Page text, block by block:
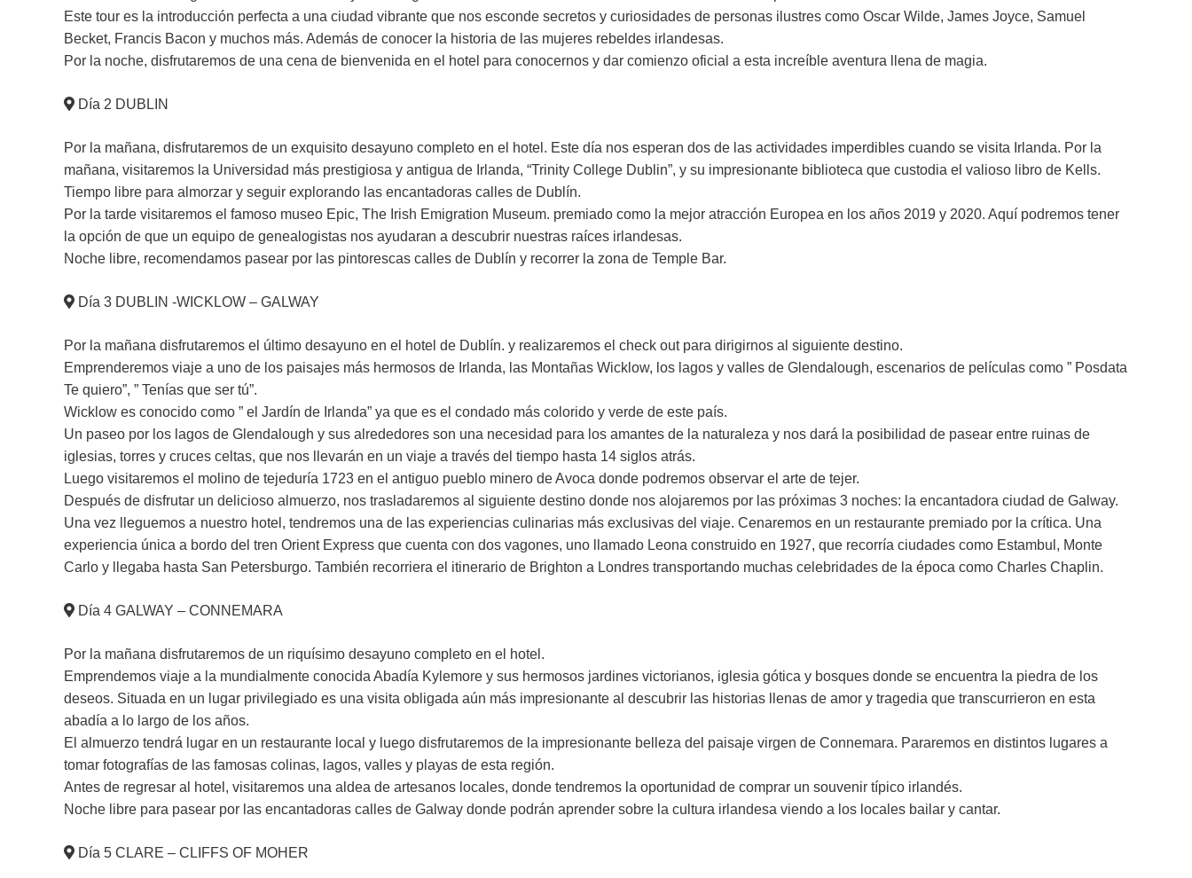
Este tour es la introducción perfecta a una ciudad vibrante que nos esconde secretos y curiosidades de personas ilustres como Oscar Wilde, James Joyce, Samuel
Becket, Francis Bacon y muchos más. Además de conocer la historia de las mujeres rebeldes irlandesas.
Por la noche, disfrutaremos de una cena de bienvenida en el hotel para conocernos y dar comienzo oficial a esta increíble aventura llena de magia.
Día 2 DUBLIN
Por la mañana, disfrutaremos de un exquisito desayuno completo en el hotel. Este día nos esperan dos de las actividades imperdibles cuando se visita Irlanda. Por la
mañana, visitaremos la Universidad más prestigiosa y antigua de Irlanda, “Trinity College Dublin”, y su impresionante biblioteca que custodia el valioso libro de Kells.
Tiempo libre para almorzar y seguir explorando las encantadoras calles de Dublín.
Por la tarde visitaremos el famoso museo Epic, The Irish Emigration Museum. premiado como la mejor atracción Europea en los años 2019 y 2020. Aquí podremos tener
la opción de que un equipo de genealogistas nos ayudaran a descubrir nuestras raíces irlandesas.
Noche libre, recomendamos pasear por las pintorescas calles de Dublín y recorrer la zona de Temple Bar.
Día 3 DUBLIN -WICKLOW – GALWAY
Por la mañana disfrutaremos el último desayuno en el hotel de Dublín. y realizaremos el check out para dirigirnos al siguiente destino.
Emprenderemos viaje a uno de los paisajes más hermosos de Irlanda, las Montañas Wicklow, los lagos y valles de Glendalough, escenarios de películas como ” Posdata
Te quiero”, ” Tenías que ser tú”.
Wicklow es conocido como ” el Jardín de Irlanda” ya que es el condado más colorido y verde de este país.
Un paseo por los lagos de Glendalough y sus alrededores son una necesidad para los amantes de la naturaleza y nos dará la posibilidad de pasear entre ruinas de
iglesias, torres y cruces celtas, que nos llevarán en un viaje a través del tiempo hasta 14 siglos atrás.
Luego visitaremos el molino de tejeduría 1723 en el antiguo pueblo minero de Avoca donde podremos observar el arte de tejer.
Después de disfrutar un delicioso almuerzo, nos trasladaremos al siguiente destino donde nos alojaremos por las próximas 3 noches: la encantadora ciudad de Galway.
Una vez lleguemos a nuestro hotel, tendremos una de las experiencias culinarias más exclusivas del viaje. Cenaremos en un restaurante premiado por la crítica. Una
experiencia única a bordo del tren Orient Express que cuenta con dos vagones, uno llamado Leona construido en 1927, que recorría ciudades como Estambul, Monte
Carlo y llegaba hasta San Petersburgo. También recorriera el itinerario de Brighton a Londres transportando muchas celebridades de la época como Charles Chaplin.
Día 4 GALWAY – CONNEMARA
Por la mañana disfrutaremos de un riquísimo desayuno completo en el hotel.
Emprendemos viaje a la mundialmente conocida Abadía Kylemore y sus hermosos jardines victorianos, iglesia gótica y bosques donde se encuentra la piedra de los
deseos. Situada en un lugar privilegiado es una visita obligada aún más impresionante al descubrir las historias llenas de amor y tragedia que transcurrieron en esta
abadía a lo largo de los años.
El almuerzo tendrá lugar en un restaurante local y luego disfrutaremos de la impresionante belleza del paisaje virgen de Connemara. Pararemos en distintos lugares a
tomar fotografías de las famosas colinas, lagos, valles y playas de esta región.
Antes de regresar al hotel, visitaremos una aldea de artesanos locales, donde tendremos la oportunidad de comprar un souvenir típico irlandés.
Noche libre para pasear por las encantadoras calles de Galway donde podrán aprender sobre la cultura irlandesa viendo a los locales bailar y cantar.
Día 5 CLARE – CLIFFS OF MOHER